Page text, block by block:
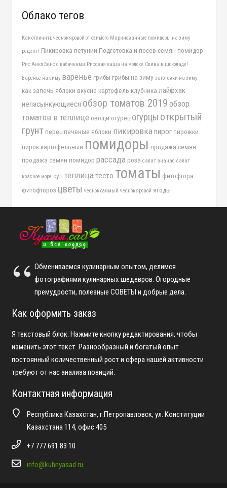
Облако тегов
Как отличить чеснок яровой от озимого Маринованные помидоры на зиму
рецепт! Пикировка петунии Подготовка и посев семян помидор
Рис Анкл Бенс с кабачками Рисовая каша на молоке Слива в шоколаде!
Варенье на зиму варенье грибы грибы на зиму заготовки на зиму
как запечь яблоки вкусно картофель клубника лайфхак
непасынкующиеся обзор томатов 2019 обзор
томатов в теплице овощи огурец огурцы открытый
грунт перец печеные яблоки пикировка пирог пирожки
пирок картофельный помидоры продажа семян
продажа семян помидор рассада роза салат ананас салат
красное море суп теплица тесто томаты фитофтора
фитофтороз цветы чеснок озимый чеснок яровой ягоды
Обмениваемся кулинарным опытом, делимся
фотографиями кулинарных шедевров. Огородные
премудрости, полезные СОВЕТЫ и добрые дела.
Как оформить заказ
Я текстовый блок. Нажмите кнопку редактирования, чтобы
изменить этот текст. Разнообразный и богатый опыт
постоянный количественный рост и сфера нашей активности
требуют от нас анализа позиций.
Контактная информация
Республика Казахстан, г.Петропавловск, ул. Конституции
Казахстана 114, офис 405
+7 777 691 83 10
info@kuhnyasad.ru